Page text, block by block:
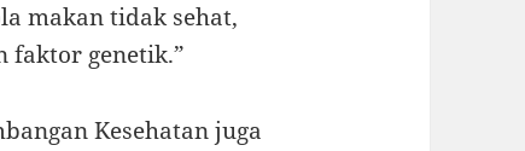
makan tidak sehat,
faktor genetik.”
Kesehatan juga